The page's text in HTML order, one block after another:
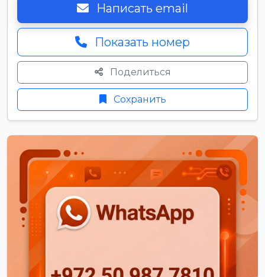
Написать email
Показать номер
Поделиться
Сохранить